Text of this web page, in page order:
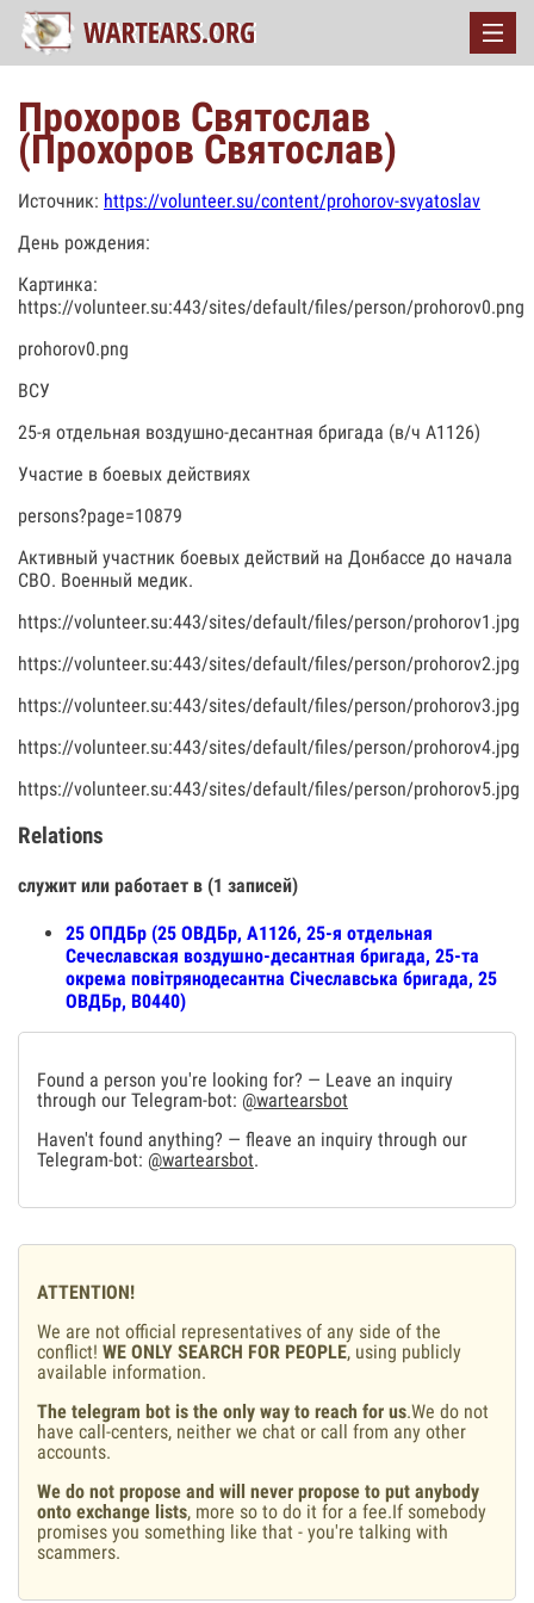
Прохоров Святослав
(Прохоров Святослав)
Источник: https://volunteer.su/content/prohorov-svyatoslav
День рождения:
Картинка:
https://volunteer.su:443/sites/default/files/person/prohorov0.png
prohorov0.png
ВСУ
25-я отдельная воздушно-десантная бригада (в/ч А1126)
Участие в боевых действиях
persons?page=10879
Активный участник боевых действий на Донбассе до начала
СВО. Военный медик.
https://volunteer.su:443/sites/default/files/person/prohorov1.jpg
https://volunteer.su:443/sites/default/files/person/prohorov2.jpg
https://volunteer.su:443/sites/default/files/person/prohorov3.jpg
https://volunteer.su:443/sites/default/files/person/prohorov4.jpg
https://volunteer.su:443/sites/default/files/person/prohorov5.jpg
Relations
служит или работает в (1 записей)
25 ОПДБр (25 ОВДБр, А1126, 25-я отдельная
Сечеславская воздушно-десантная бригада, 25-та
окрема повітрянодесантна Січеславська бригада, 25
ОВДБр, В0440)
Found a person you're looking for? — Leave an inquiry
through our Telegram-bot: @wartearsbot
Haven't found anything? — fleave an inquiry through our
Telegram-bot: @wartearsbot.
ATTENTION!
We are not official representatives of any side of the
conflict! WE ONLY SEARCH FOR PEOPLE, using publicly
available information.
The telegram bot is the only way to reach for us.We do not
have call-centers, neither we chat or call from any other
accounts.
We do not propose and will never propose to put anybody
onto exchange lists, more so to do it for a fee.If somebody
promises you something like that - you're talking with
scammers.